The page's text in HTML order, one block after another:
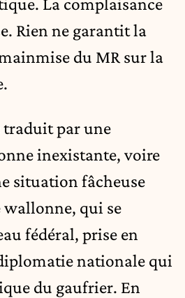
Rien ne garantit la
du MR sur la
traduit par une
inexistante, voire
situation fâcheuse
wallonne, qui se
fédéral, prise en
nationale qui
du gaufrier. En